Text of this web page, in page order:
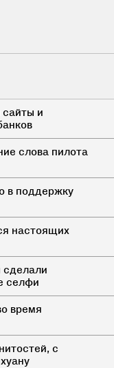
и
слова пилота
в поддержку
настоящих
сделали
селфи
время
с